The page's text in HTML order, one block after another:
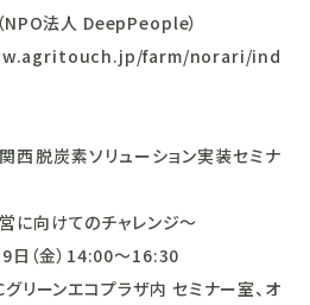
法人 DeepPeople）
farm/norari/ind
西脱炭素ソリューション実装セミナ
けてのチャレンジ～
（金）14:00～16:30
ーンエコプラザ内 セミナー室、オ